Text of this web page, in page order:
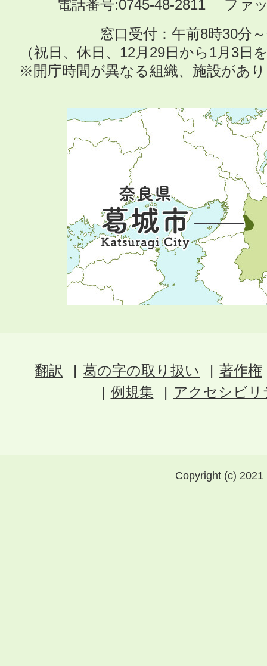
電話番号:0745-48-2811 ファ
窓口受付：午前8時30分
（祝日、休日、12月29日から1月3日
※開庁時間が異なる組織、施設があ
翻訳 葛の字の取り扱い
著作権
例規集
アクセシビ
Copyright (c)